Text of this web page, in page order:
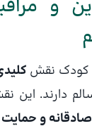
و
کودک نقش
دارند. این
و